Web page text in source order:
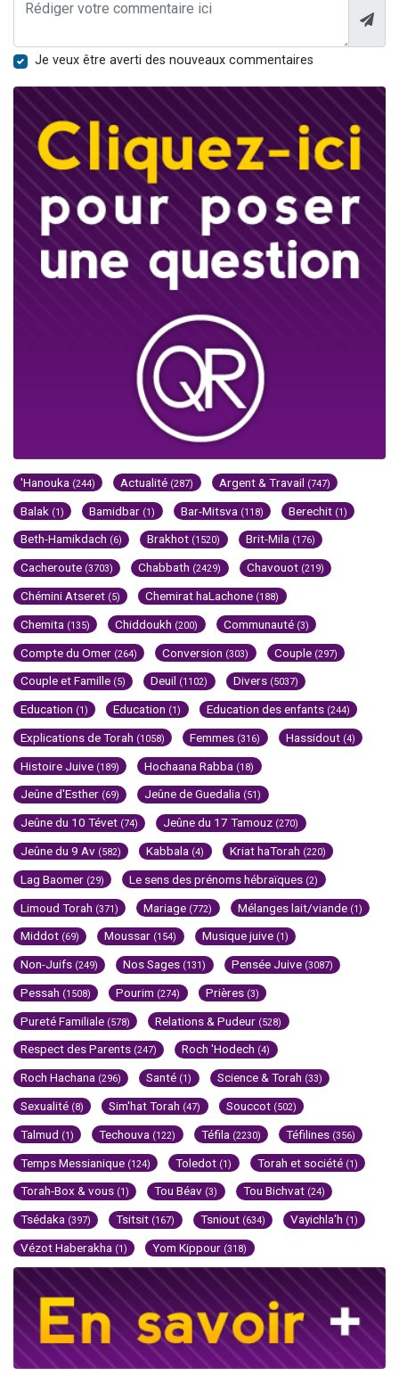
Je veux être averti des nouveaux commentaires
'Hanouka (244) Actualité (287) Argent & Travail (747)
Balak (1) Bamidbar (1) Bar-Mitsva (118) Berechit (1)
Beth-Hamikdach (6) Brakhot (1520) Brit-Mila (176)
Cacheroute (3703) Chabbath (2429) Chavouot (219)
Chémini Atseret (5) Chemirat haLachone (188)
Chemita (135) Chiddoukh (200) Communauté (3)
Compte du Omer (264) Conversion (303) Couple (297)
Couple et Famille (5) Deuil (1102) Divers (5037)
Education (1) Education (1) Education des enfants (244)
Explications de Torah (1058) Femmes (316) Hassidout (4)
Histoire Juive (189) Hochaana Rabba (18)
Jeûne d'Esther (69) Jeûne de Guedalia (51)
Jeûne du 10 Tévet (74) Jeûne du 17 Tamouz (270)
Jeûne du 9 Av (582) Kabbala (4) Kriat haTorah (220)
Lag Baomer (29) Le sens des prénoms hébraïques (2)
Limoud Torah (371) Mariage (772) Mélanges lait/viande (1)
Middot (69) Moussar (154) Musique juive (1)
Non-Juifs (249) Nos Sages (131) Pensée Juive (3087)
Pessah (1508) Pourim (274) Prières (3)
Pureté Familiale (578) Relations & Pudeur (528)
Respect des Parents (247) Roch 'Hodech (4)
Roch Hachana (296) Santé (1) Science & Torah (33)
Sexualité (8) Sim'hat Torah (47) Souccot (502)
Talmud (1) Techouva (122) Téfila (2230) Téfilines (356)
Temps Messianique (124) Toledot (1) Torah et société (1)
Torah-Box & vous (1) Tou Béav (3) Tou Bichvat (24)
Tsédaka (397) Tsitsit (167) Tsniout (634) Vayichla'h (1)
Vézot Haberakha (1) Yom Kippour (318)